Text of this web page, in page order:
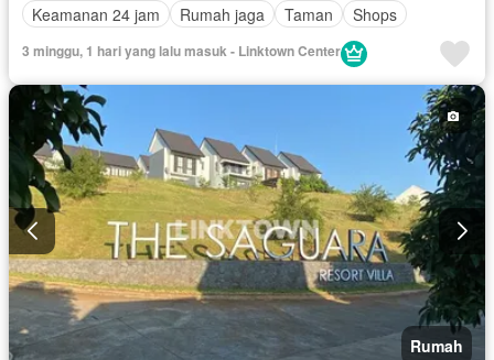
Keamanan 24 jam
Rumah jaga Taman Shops
3 minggu, 1 hari yang lalu masuk - Linktown Center
Rumah